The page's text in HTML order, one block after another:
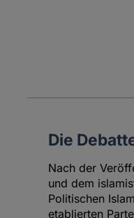
Die
Nach der
und dem
Politischen
etablierten